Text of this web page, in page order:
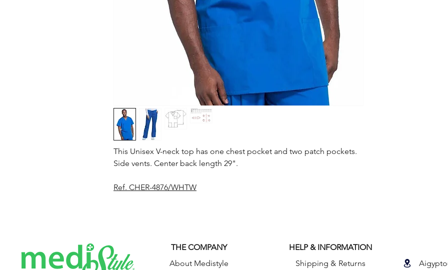
This Unisex V-neck top has one chest pocket and two patch pockets.
Side vents. Center back length 29".
Ref. CHER-4876/WHTW
THE COMPANY
About Medistyle
HELP & INFORMATION
Shipping & Returns